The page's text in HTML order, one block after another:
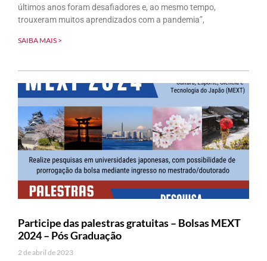
últimos anos foram desafiadores e, ao mesmo tempo,
trouxeram muitos aprendizados com a pandemia”,
SAIBA MAIS >
Participe das palestras gratuitas – Bolsas MEXT
2024 – Pós Graduação
2 de abril de 2023